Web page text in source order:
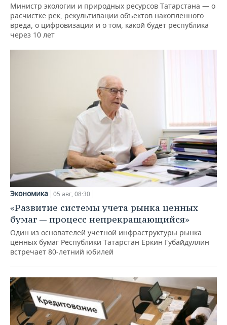
Министр экологии и природных ресурсов Татарстана — о
расчистке рек, рекультивации объектов накопленного
вреда, о цифровизации и о том, какой будет республика
через 10 лет
Экономика 05 авг, 08:30
«Развитие системы учета рынка ценных
бумаг — процесс непрекращающийся»
Один из основателей учетной инфраструктуры рынка
ценных бумаг Республики Татарстан Еркин Губайдуллин
встречает 80-летний юбилей